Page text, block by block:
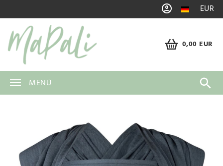
EUR
0,00 EUR
MENÜ